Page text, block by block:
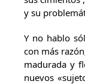
y su
Y no hablo
con más
madurada y
nuevos